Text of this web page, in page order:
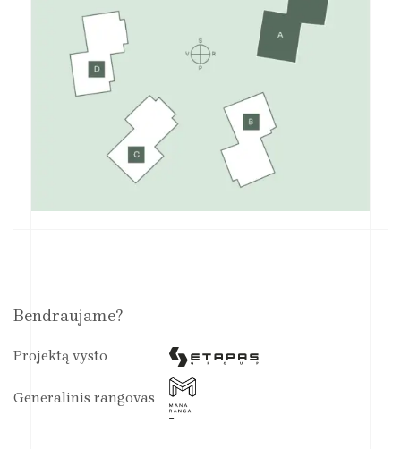
Bendraujame?
Projektą vysto
Generalinis rangovas